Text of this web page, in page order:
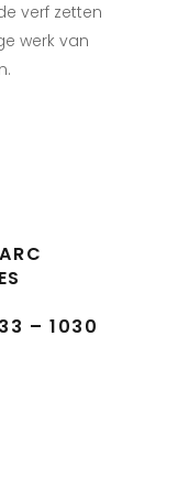
verf zetten
werk van
– 1030